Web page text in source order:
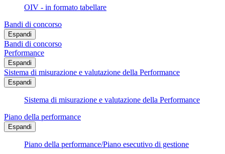
OIV - in formato tabellare
Bandi di concorso
Espandi
Bandi di concorso
Performance
Espandi
Sistema di misurazione e valutazione della Performance
Espandi
Sistema di misurazione e valutazione della Performance
Piano della performance
Espandi
Piano della performance/Piano esecutivo di gestione